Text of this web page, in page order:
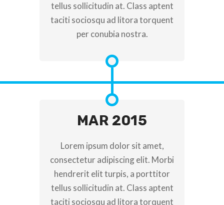
tellus sollicitudin at. Class aptent
taciti sociosqu ad litora torquent
per conubia nostra.
MAR 2015
Lorem ipsum dolor sit amet,
consectetur adipiscing elit. Morbi
hendrerit elit turpis, a porttitor
tellus sollicitudin at. Class aptent
taciti sociosqu ad litora torquent